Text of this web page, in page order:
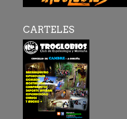
CARTELES